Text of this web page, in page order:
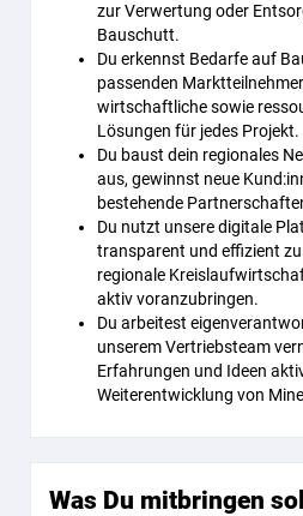
zur Verwertung oder
Bauschutt.
Du erkennst Bedarfe auf
passenden
wirtschaftliche sowie
Lösungen für jedes Projekt.
Du baust dein regionales
aus, gewinnst neue
bestehende
Du nutzt unsere digitale
transparent und effizient
regionale
aktiv voranzubringen.
Du arbeitest
unserem Vertriebsteam
Erfahrungen und Ideen
Weiterentwicklung von
Was Du mitbringen